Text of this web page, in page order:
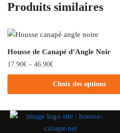
Produits similaires
Housse de Canapé d’Angle Noir
17.90€ – 46.90€
Choix des options